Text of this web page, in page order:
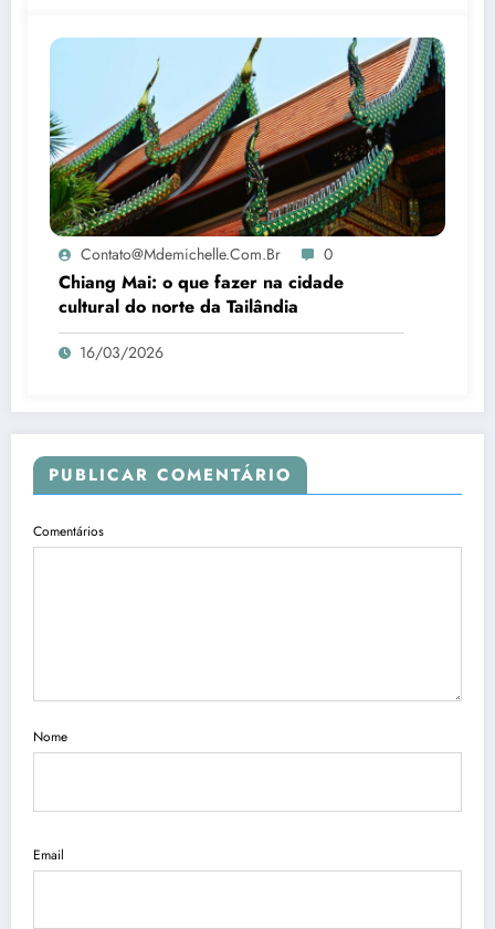
Contato@mdemichelle.com.br 0
Chiang Mai: o que fazer na cidade
cultural do norte da Tailândia
16/03/2026
PUBLICAR COMENTÁRIO
Comentários
Nome
Email